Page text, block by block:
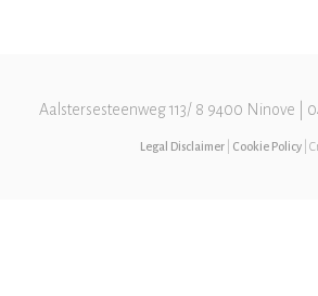
Aalstersesteenweg 113/ 8 9400 Ninove |
Legal Disclaimer Cookie Policy |